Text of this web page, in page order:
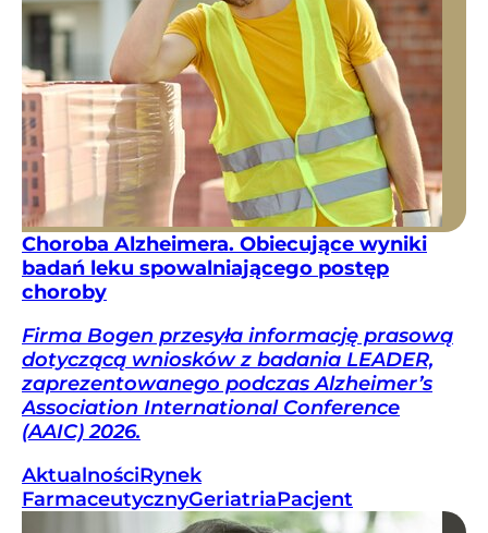
Choroba Alzheimera. Obiecujące wyniki
badań leku spowalniającego postęp
choroby
Firma Bogen przesyła informację prasową
dotyczącą wniosków z badania LEADER,
zaprezentowanego podczas Alzheimer’s
Association International Conference
(AAIC) 2026.
AktualnościRynek
FarmaceutycznyGeriatriaPacjent